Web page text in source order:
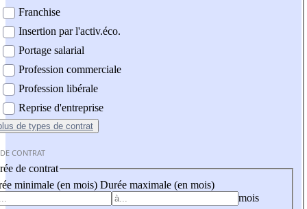
Franchise
Insertion par l'activ.éco.
Portage salarial
Profession commerciale
Profession libérale
Reprise d'entreprise
de types de contrat
CONTRAT
de contrat
minimale (en mois) Durée maximale (en mois)
mois